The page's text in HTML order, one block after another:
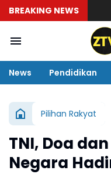
BREAKING NEWS
News Pendidikan
Pilihan Rakyat
TNI, Doa
Negara